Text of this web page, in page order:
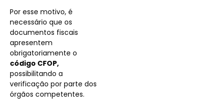
Por esse motivo, é
necessário que os
documentos fiscais
apresentem
obrigatoriamente o
código CFOP,
possibilitando a
verificação por parte dos
órgãos competentes.